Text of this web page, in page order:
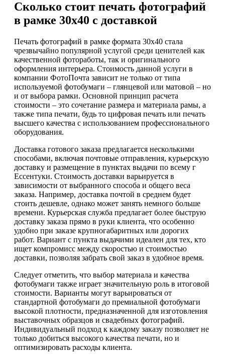
Сколько стоит печать фотографий
в рамке 30х40 с доставкой
Печать фотографий в рамке формата 30х40 стала
чрезвычайно популярной услугой среди ценителей как
качественной фотоработы, так и оригинального
оформления интерьера. Стоимость данной услуги в
компании ФотоПочта зависит не только от типа
используемой фотобумаги – глянцевой или матовой – но
и от выбора рамки. Основной принцип расчета
стоимости – это сочетание размера и материала рамы, а
также типа печати, будь то цифровая печать или печать
высшего качества с использованием профессионального
оборудования.
Доставка готового заказа предлагается несколькими
способами, включая почтовые отправления, курьерскую
доставку и размещение в пунктах выдачи по всему г
Ессентуки. Стоимость доставки варьируется в
зависимости от выбранного способа и общего веса
заказа. Например, доставка почтой в среднем будет
стоить дешевле, однако может занять немного больше
времени. Курьерская служба предлагает более быструю
доставку заказа прямо в руки клиента, что особенно
удобно при заказе крупногабаритных или дорогих
работ. Вариант с пункта выдачими идеален для тех, кто
ищет компромисс между скоростью и стоимостью
доставки, позволяя забрать свой заказ в удобное время.
Следует отметить, что выбор материала и качества
фотобумаги также играет значительную роль в итоговой
стоимости. Варианты могут варьироваться от
стандартной фотобумаги до премиальной фотобумаги
высокой плотности, предназначенной для изготовления
выставочных образцов и свадебных фотографий.
Индивидуальный подход к каждому заказу позволяет не
только добиться высокого качества печати, но и
оптимизировать расходы клиента.